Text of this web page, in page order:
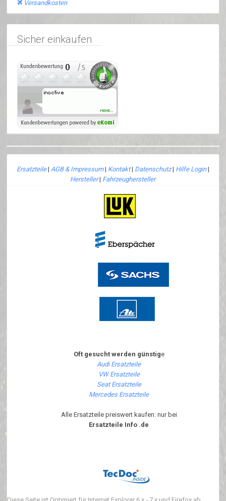
Versandkosten
Sicher einkaufen
Ersatzteile| AGB & Impressum| Kontakt| Datenschutz| Hilfe Login|
Hersteller| Fahrzeughersteller
Oft gesucht werden günstige
Audi Ersatzteile
VW Ersatzteile
Seat Ersatzteile
Mercedes Ersatzteile
Alle Ersatzteile preiswert kaufen: nur bei
Ersatzteile Info .de